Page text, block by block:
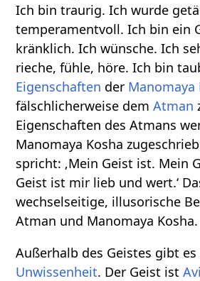
Ich bin traurig. Ich wurde
temperamentvoll. Ich bin ein
kränklich. Ich wünsche. Ich
rieche, fühle, höre. Ich bin
Eigenschaften der Manomaya
fälschlicherweise demAtman
Eigenschaften des Atmans
Manomaya Kosha
spricht: ‚Mein Geist ist. Mein
Geist ist mir lieb und wert.‘
wechselseitige, illusorische
Atman und Manomaya Kosha.
Außerhalb des Geistes gibt
Unwissenheit. Der Geist ist